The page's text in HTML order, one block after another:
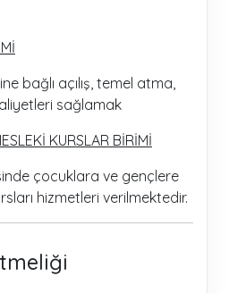
bağlı açılış, temel atma,
sağlamak
KURSLAR BİRİMİ
çocuklara ve gençlere
hizmetleri verilmektedir.